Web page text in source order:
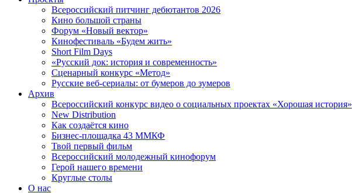
Всероссийский питчинг дебютантов 2026
Кино большой страны
Форум «Новый вектор»
Кинофестиваль «Будем жить»
Short Film Days
«Русский док: история и современность»
Сценарный конкурс «Метод»
Русские веб-сериалы: от бумеров до зумеров
Архив
Всероссийский конкурс видео о социальных проектах «Хорошая история»
New Distribution
Как создаётся кино
Бизнес-площадка 43 ММКФ
Твой первый фильм
Всероссийский молодежный кинофорум
Герой нашего времени
Круглые столы
О нас